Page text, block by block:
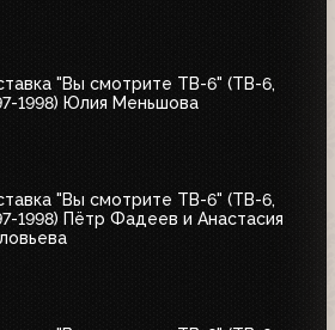
"Вы смотрите ТВ-6" (ТВ-6,
1998) Юлия Меньшова
"Вы смотрите ТВ-6" (ТВ-6,
1998) Пётр Фадеев и Анастасия